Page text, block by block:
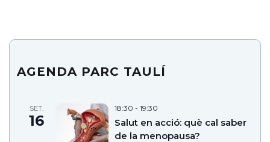
AGENDA PARC TAULÍ
SET.
16
18:30 - 19:30
Salut en acció: què cal saber
de la menopausa?